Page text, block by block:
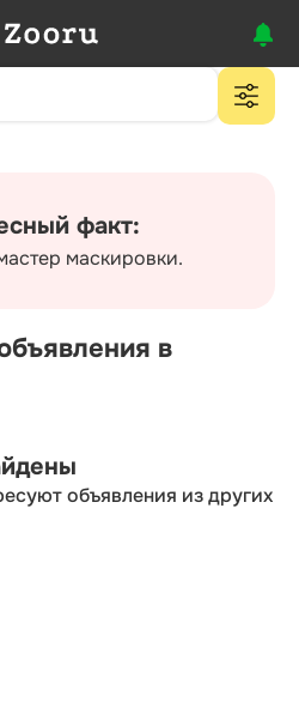
факт:
маскировки.
в
объявления из других